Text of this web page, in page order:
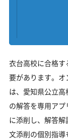
衣台高校に合格
要があります。
は、愛知県公立
の解答を専用ア
に添削し、解答
文添削の個別指